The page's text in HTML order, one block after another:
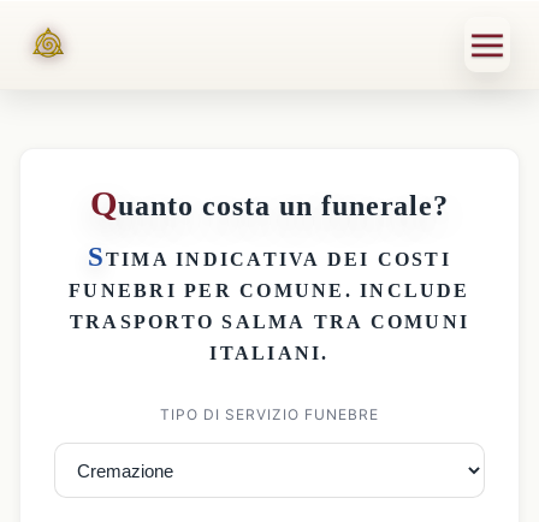
Quanto costa un funerale?
STIMA INDICATIVA DEI COSTI
FUNEBRI PER COMUNE . INCLUDE
TRASPORTO SALMA TRA COMUNI
ITALIANI.
TIPO DI SERVIZIO FUNEBRE